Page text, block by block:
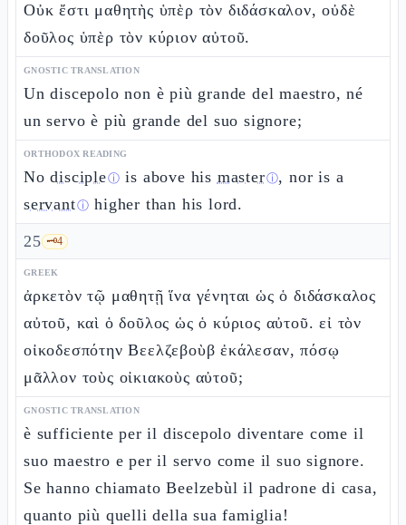
Οὐκ ἔστι μαθητὴς ὑπὲρ τὸν διδάσκαλον, οὐδὲ
δοῦλος ὑπὲρ τὸν κύριον αὐτοῦ.
GNOSTIC TRANSLATION
Un discepolo non è più grande del maestro, né
un servo è più grande del suo signore;
ORTHODOX READING
Nodiscipleⓘ is above his masterⓘ, nor is a
servantⓘ higher than his lord.
25 🗝️4
GREEK
ἀρκετὸν τῷ μαθητῇ ἵνα γένηται ὡς ὁ διδάσκαλος
αὐτοῦ, καὶ ὁ δοῦλος ὡς ὁ κύριος αὐτοῦ. εἰ τὸν
οἰκοδεσπότην Βεελζεβοὺβ ἐκάλεσαν, πόσῳ
μᾶλλον τοὺς οἰκιακοὺς αὐτοῦ;
GNOSTIC TRANSLATION
è sufficiente per il discepolo diventare come il
suo maestro e per il servo come il suo signore.
Se hanno chiamato Beelzebùl il padrone di casa,
quanto più quelli della sua famiglia!